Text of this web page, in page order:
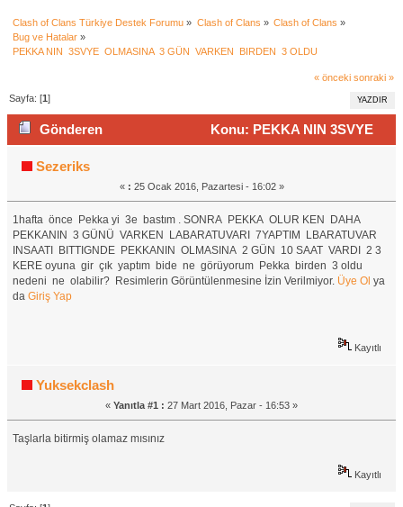
Clash of Clans Türkiye Destek Forumu » Clash of Clans » Clash of Clans »
Bug ve Hatalar »
PEKKA NIN  3SVYE  OLMASINA  3 GÜN  VARKEN  BIRDEN  3 OLDU
« önceki sonraki »
YAZDIR
Sayfa: [1]
Gönderen
Konu: PEKKA NIN 3SVYE
OLMASINA 3 GÜN VARKEN BIRDEN 3 OLDU (Okunma
Sezeriks
« : 25 Ocak 2016, Pazartesi - 16:02 »
1hafta önce Pekka yi 3e bastım . SONRA PEKKA OLUR KEN DAHA
PEKKANIN 3 GÜNÜ VARKEN LABARATUVARI 7YAPTIM LBARATUVAR
INSAATI BITTIGNDE PEKKANIN OLMASINA 2 GÜN 10 SAAT VARDI 2 3
KERE oyuna gir çık yaptım bide ne görüyorum Pekka birden 3 oldu
nedeni ne olabilir? Resimlerin Görüntülenmesine İzin Verilmiyor. Üye Ol ya
daGiriş Yap
Kayıtlı
Yuksekclash
« Yanıtla #1 : 27 Mart 2016, Pazar - 16:53 »
Taşlarla bitirmiş olamaz mısınız
Kayıtlı